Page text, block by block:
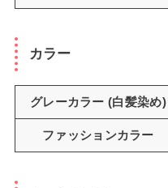
カラー
グレーカラー (白髪染め)
ファッションカラー